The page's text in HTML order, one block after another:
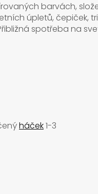
barvách,
úpletů, čepiček,
spotřeba na
háček1-3